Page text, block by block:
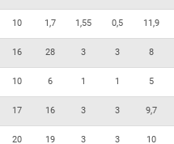
10 1,7 1,55 0,5 11,9
16 28 3 3 8
10 6 1 1 5
17 16 3 3 9,7
20 19 3 3 10